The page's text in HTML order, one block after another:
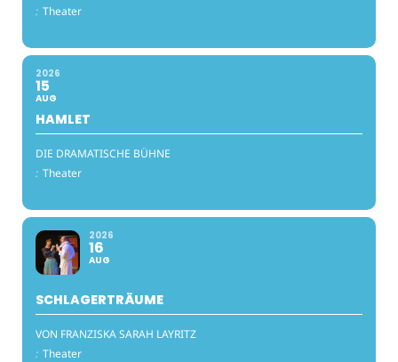
: Theater
2026
15
AUG
HAMLET
DIE DRAMATISCHE BÜHNE
: Theater
2026
16
AUG
SCHLAGERTRÄUME
VON FRANZISKA SARAH LAYRITZ
: Theater